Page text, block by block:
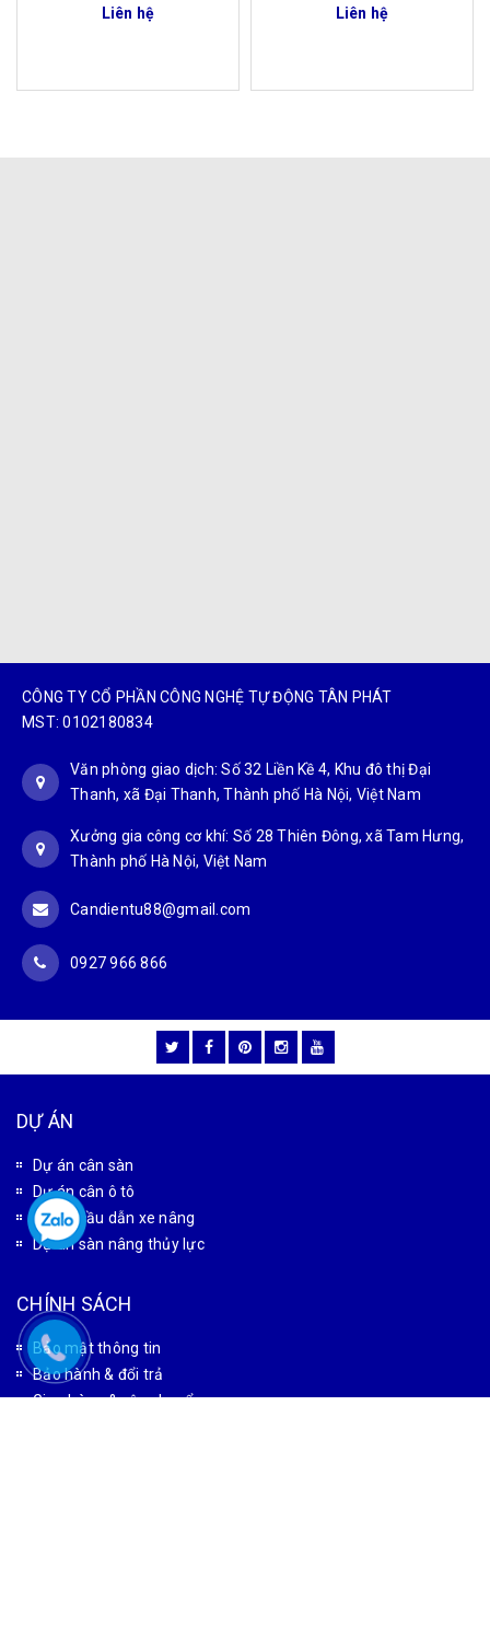
Liên hệ Liên hệ
CÔNG TY CỔ PHẦN CÔNG NGHỆ TỰ ĐỘNG TÂN PHÁT
MST: 0102180834
Văn phòng giao dịch: Số 32 Liền Kề 4, Khu đô thị Đại
Thanh, xã Đại Thanh, Thành phố Hà Nội, Việt Nam
Xưởng gia công cơ khí: Số 28 Thiên Đông, xã Tam Hưng,
Thành phố Hà Nội, Việt Nam
Candientu88@gmail.com
0927 966 866
DỰ ÁN
Dự án cân sàn
Dự án cân ô tô
Dự án cầu dẫn xe nâng
Dự án sàn nâng thủy lực
CHÍNH SÁCH
Bảo mật thông tin
Bảo hành & đổi trả
Giao hàng & vận chuyển